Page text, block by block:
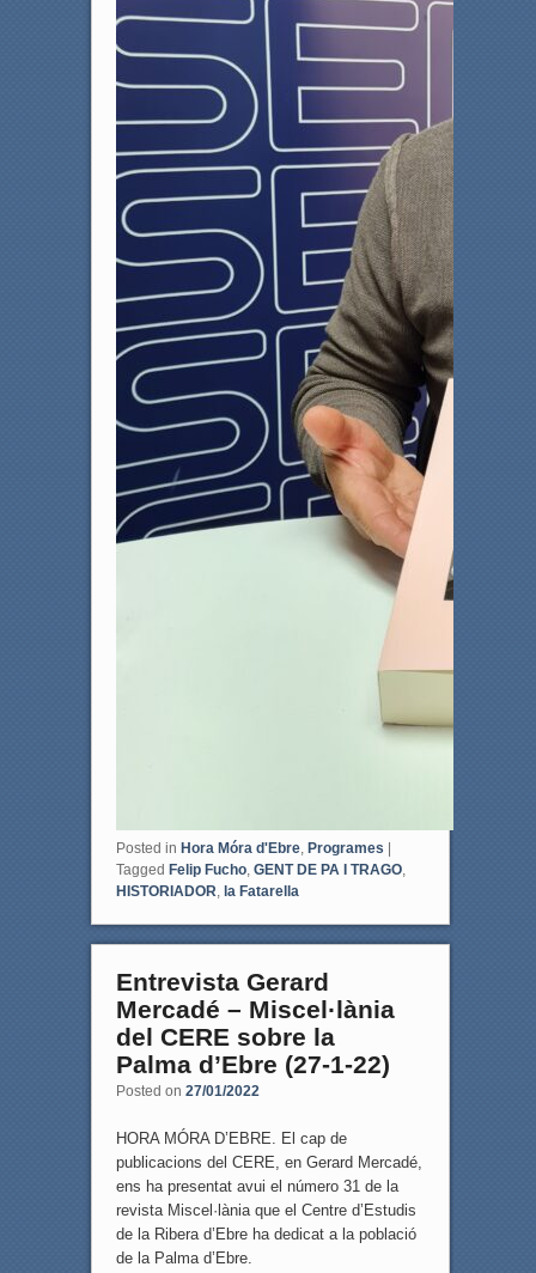
Posted in Hora Móra d'Ebre, Programes |
Tagged Felip Fucho, GENT DE PA I TRAGO,
HISTORIADOR la Fatarella
Entrevista Gerard
Mercadé – Miscel·lània
del CERE sobre la
Palma d’Ebre (27-1-22)
Posted on 27/01/2022
HORA MÓRA D’EBRE. El cap de
publicacions del CERE, en Gerard Mercadé,
ens ha presentat avui el número 31 de la
revista Miscel·lània que el Centre d’Estudis
de la Ribera d’Ebre ha dedicat a la població
de la Palma d’Ebre.